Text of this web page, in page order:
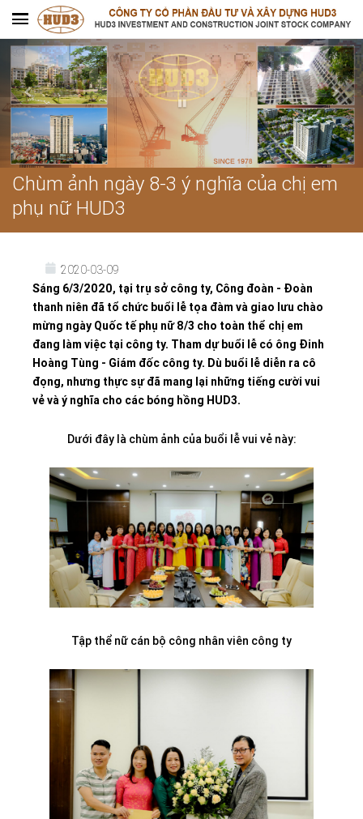
Chùm ảnh ngày 8-3 ý nghĩa của chị em
phụ nữ HUD3
2020-03-09
Sáng 6/3/2020, tại trụ sở công ty, Công đoàn - Đoàn
thanh niên đã tổ chức buổi lễ tọa đàm và giao lưu chào
mừng ngày Quốc tế phụ nữ 8/3 cho toàn thể chị em
đang làm việc tại công ty. Tham dự buổi lễ có ông Đinh
Hoàng Tùng - Giám đốc công ty. Dù buổi lễ diễn ra cô
đọng, nhưng thực sự đã mang lại những tiếng cười vui
vẻ và ý nghĩa cho các bóng hồng HUD3.
Dưới đây là chùm ảnh của buổi lễ vui vẻ này:
Tập thể nữ cán bộ công nhân viên công ty